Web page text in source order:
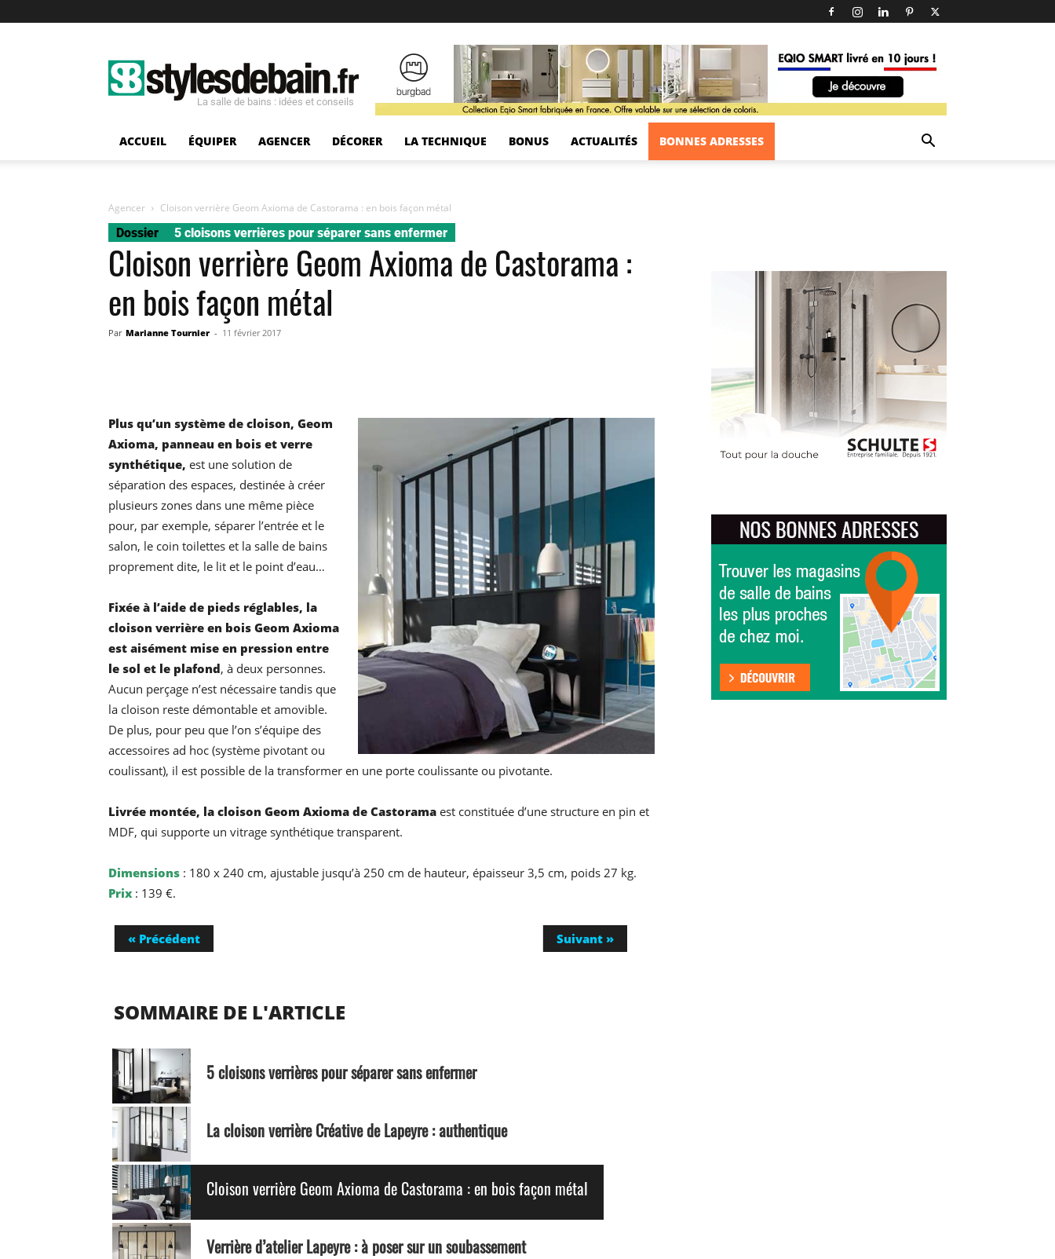
La salle de bains : idées et conseils
ACCUEIL ÉQUIPER AGENCER DÉCORER LA TECHNIQUE BONUS ACTUALITÉS BONNES ADRESSES
Agencer Cloison verrière Geom Axioma de Castorama : en bois façon métal
Dossier 5 cloisons verrières pour séparer sans enfermer
Cloison verrière Geom Axioma de Castorama :
en bois façon métal
Par Marianne Tournier - 11 février 2017
Plus qu’un système de cloison, Geom
Axioma, panneau en bois et verre
synthétique, est une solution de
séparation des espaces, destinée à créer
plusieurs zones dans une même pièce
pour, par exemple, séparer l’entrée et le
salon, le coin toilettes et la salle de bains
proprement dite, le lit et le point d’eau…
Fixée à l’aide de pieds réglables, la
cloison verrière en bois Geom Axioma
est aisément mise en pression entre
le sol et le plafond, à deux personnes.
Aucun perçage n’est nécessaire tandis que
la cloison reste démontable et amovible.
De plus, pour peu que l’on s’équipe des
accessoires ad hoc (système pivotant ou
coulissant), il est possible de la transformer en une porte coulissante ou pivotante.
Livrée montée, la cloison Geom Axioma de Castorama est constituée d’une structure en pin et
MDF, qui supporte un vitrage synthétique transparent.
Dimensions : 180 x 240 cm, ajustable jusqu’à 250 cm de hauteur, épaisseur 3,5 cm, poids 27 kg.
Prix : 139 €.
« Précédent Suivant »
SOMMAIRE DE L'ARTICLE
5 cloisons verrières pour séparer sans enfermer
La cloison verrière Créative de Lapeyre : authentique
Cloison verrière Geom Axioma de Castorama : en bois façon métal
Verrière d’atelier Lapeyre : à poser sur un soubassement